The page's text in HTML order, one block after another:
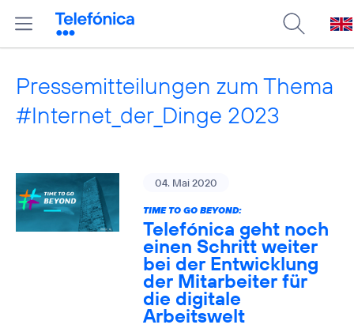
Pressemitteilungen zum Thema
#Internet_der_Dinge 2023
04. Mai 2020
TIME TO GO BEYOND:
Telefónica geht noch
einen Schritt weiter
bei der Entwicklung
der Mitarbeiter für
die digitale
Arbeitswelt